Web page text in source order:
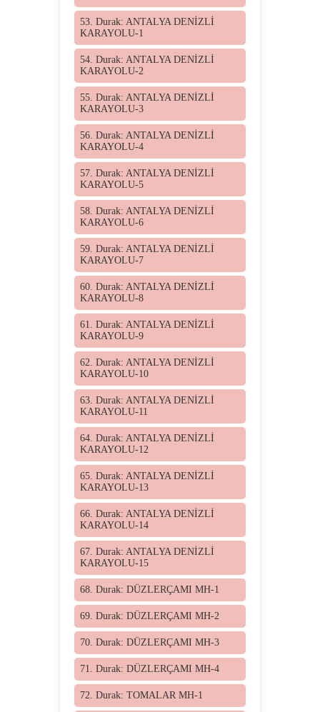
53. Durak: ANTALYA DENİZLİ
KARAYOLU-1
54. Durak: ANTALYA DENİZLİ
KARAYOLU-2
55. Durak: ANTALYA DENİZLİ
KARAYOLU-3
56. Durak: ANTALYA DENİZLİ
KARAYOLU-4
57. Durak: ANTALYA DENİZLİ
KARAYOLU-5
58. Durak: ANTALYA DENİZLİ
KARAYOLU-6
59. Durak: ANTALYA DENİZLİ
KARAYOLU-7
60. Durak: ANTALYA DENİZLİ
KARAYOLU-8
61. Durak: ANTALYA DENİZLİ
KARAYOLU-9
62. Durak: ANTALYA DENİZLİ
KARAYOLU-10
63. Durak: ANTALYA DENİZLİ
KARAYOLU-11
64. Durak: ANTALYA DENİZLİ
KARAYOLU-12
65. Durak: ANTALYA DENİZLİ
KARAYOLU-13
66. Durak: ANTALYA DENİZLİ
KARAYOLU-14
67. Durak: ANTALYA DENİZLİ
KARAYOLU-15
68. Durak: DÜZLERÇAMI MH-1
69. Durak: DÜZLERÇAMI MH-2
70. Durak: DÜZLERÇAMI MH-3
71. Durak: DÜZLERÇAMI MH-4
72. Durak: TOMALAR MH-1